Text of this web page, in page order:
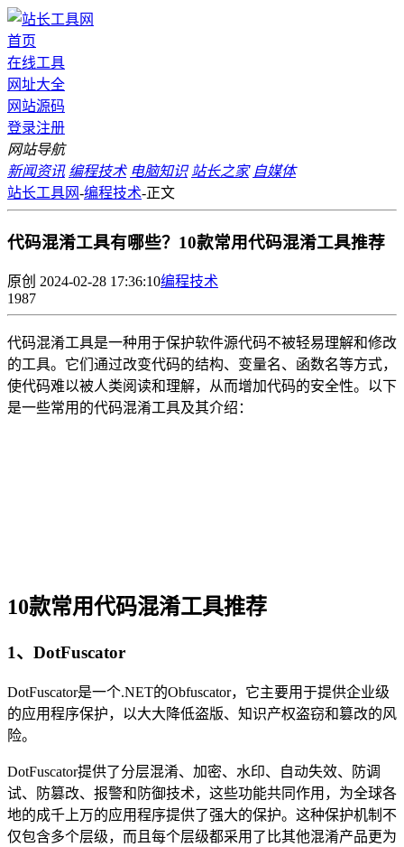
首页
在线工具
网址大全
网站源码
登录注册
网站导航
新闻资讯 编程技术 电脑知识 站长之家 自媒体
站长工具网-编程技术-正文
代码混淆工具有哪些？10款常用代码混淆工具推荐
原创 2024-02-28 17:36:10编程技术
1987
代码混淆工具是一种用于保护软件源代码不被轻易理解和修改
的工具。它们通过改变代码的结构、变量名、函数名等方式，
使代码难以被人类阅读和理解，从而增加代码的安全性。以下
是一些常用的代码混淆工具及其介绍：
10款常用代码混淆工具推荐
1、DotFuscator
DotFuscator是一个.NET的Obfuscator，它主要用于提供企业级
的应用程序保护，以大大降低盗版、知识产权盗窃和篡改的风
险。
DotFuscator提供了分层混淆、加密、水印、自动失效、防调
试、防篡改、报警和防御技术，这些功能共同作用，为全球各
地的成千上万的应用程序提供了强大的保护。这种保护机制不
仅包含多个层级，而且每个层级都采用了比其他混淆产品更为